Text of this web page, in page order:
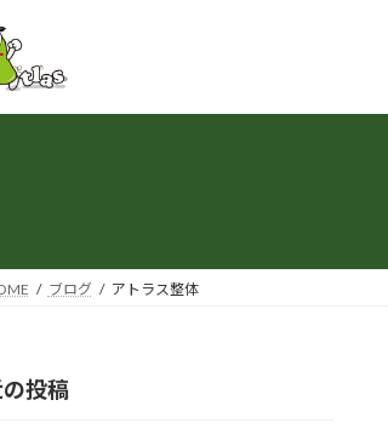
ブログ アトラス整体
投稿